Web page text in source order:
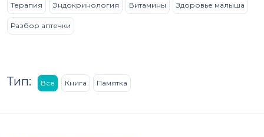
Терапия Эндокринология Витамины Здоровье малыша
Разбор аптечки
Тип: Все Книга Памятка